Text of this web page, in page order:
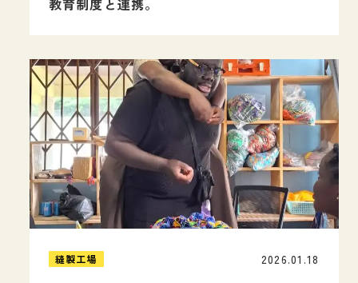
縫製工場 2026.01.18